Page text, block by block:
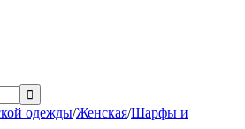

одежды/Женская/Шарфы и